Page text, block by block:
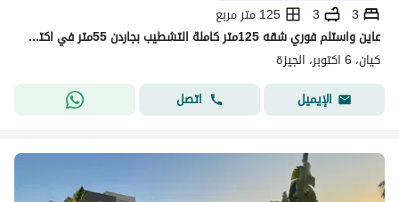
3
3
125 متر مربع
عاين واستلم فوري شقه 125متر كاملة التشطيب بجاردن 55متر في اكتوبر منطقه التوسعات الشماليه - كيان
كيان، 6 اكتوبر، الجيزة
الإيميل
اتصل